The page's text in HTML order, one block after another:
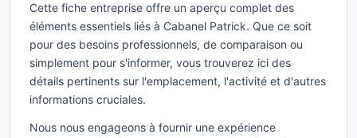
Cette fiche entreprise offre un aperçu complet des
éléments essentiels liés à Cabanel Patrick. Que ce soit
pour des besoins professionnels, de comparaison ou
simplement pour s'informer, vous trouverez ici des
détails pertinents sur l'emplacement, l'activité et d'autres
informations cruciales.
Nous nous engageons à fournir une expérience